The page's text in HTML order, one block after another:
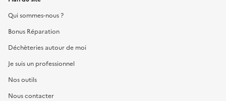
Qui sommes-nous ?
Bonus Réparation
Déchèteries autour de moi
Je suis un professionnel
Nos outils
Nous contacter